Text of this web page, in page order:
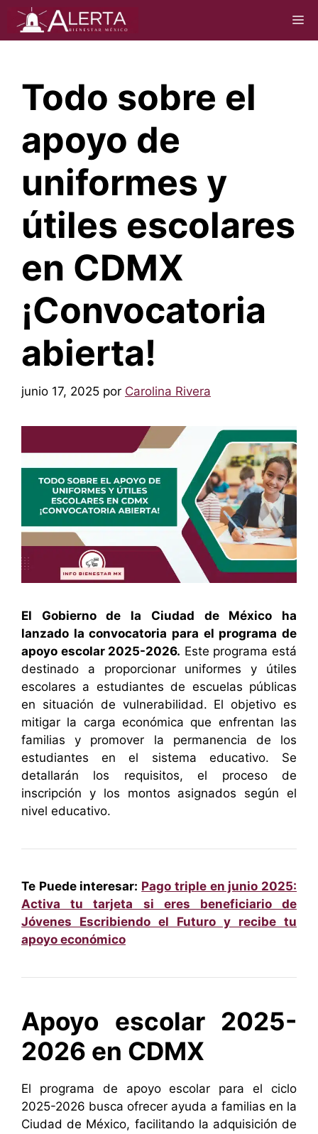
Saltar
contenido
Todo sobre el
apoyo de
uniformes y
útiles escolares
en CDMX
¡Convocatoria
abierta!
junio 17, 2025 por Carolina Rivera
El Gobierno de la Ciudad de México ha
lanzado la convocatoria para el programa de
apoyo escolar 2025-2026. Este programa está
destinado a proporcionar uniformes y útiles
escolares a estudiantes de escuelas públicas
en situación de vulnerabilidad. El objetivo es
mitigar la carga económica que enfrentan las
familias y promover la permanencia de los
estudiantes en el sistema educativo. Se
detallarán los requisitos, el proceso de
inscripción y los montos asignados según el
nivel educativo.
Te Puede interesar: Pago triple en junio 2025:
Activa tu tarjeta si eres beneficiario de
Jóvenes Escribiendo el Futuro y recibe tu
apoyo económico
Apoyo escolar 2025-
2026 en CDMX
El programa de apoyo escolar para el ciclo
2025-2026 busca ofrecer ayuda a familias en la
Ciudad de México, facilitando la adquisición de